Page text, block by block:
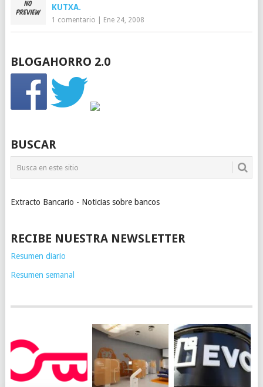
KUTXA.
1 comentario Ene 24, 2008
BLOGAHORRO 2.0
BUSCAR
Extracto Bancario - Noticias sobre bancos
RECIBE NUESTRA NEWSLETTER
Resumen diario
Resumen semanal